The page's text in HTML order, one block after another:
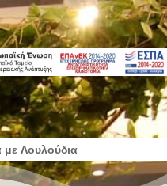
με Λουλούδια